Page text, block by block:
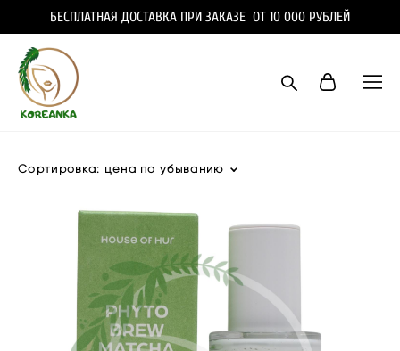
БЕСПЛАТНАЯ ДОСТАВКА ПРИ ЗАКАЗЕ ОТ 10 000 РУБЛЕЙ
Сортировка: цена по убыванию